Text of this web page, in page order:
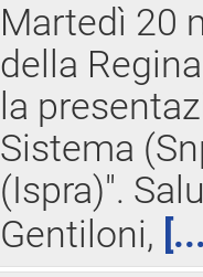
Martedì 20
della
la
Sistema
(Ispra)".
Gentiloni,